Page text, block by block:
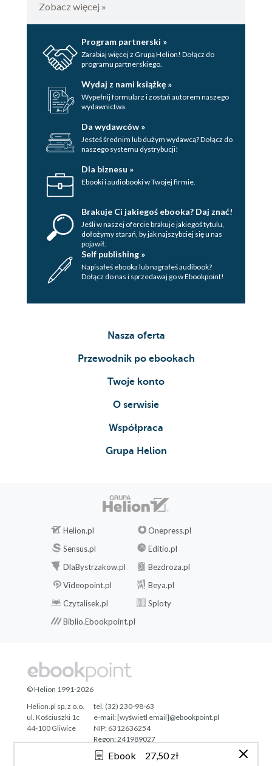
Ebook 27,50 zł
Zobacz więcej »
Program partnerski »
Zarabiaj więcej z Grupą Helion! Dołącz do
programu partnerskiego.
Wydaj z nami książkę »
Wypełnij formularz i zostań autorem naszego
wydawnictwa.
Da wydawców »
Jesteś średnim lub dużym wydawcą? Dołącz do
naszego systemu dystrybucji!
Dla biznesu »
Ebooki i audiobooki w Twojej firmie.
Brakuje Ci jakiegoś ebooka? Daj znać!
Jeśli w naszej ofercie brakuje jakiegoś tytulu,
dołożymy starań, by jak najszybciej się u nas
pojawił.
Self publishing »
Napisałeś ebooka lub nagrałeś audibook?
Dołącz do nas i sprzedawaj go w Ebookpoint!
Nasza oferta
Przewodnik po ebookach
Twoje konto
O serwisie
Współpraca
Grupa Helion
Helion.pl
Onepress.pl
Sensus.pl
Editio.pl
DlaBystrzakow.pl
Bezdroza.pl
Videopoint.pl
Beya.pl
Czytalisek.pl
Sploty
Biblio.Ebookpoint.pl
Tonik.pl
© Helion 1991-2026
Helion.pl sp. z o.o.
ul. Kościuszki 1c
44-100 Gliwice
tel. (32) 230-98-63
e-mail:[wyświetl email]@ebookpoint.pl
NIP: 6312636254
Regon: 241989027